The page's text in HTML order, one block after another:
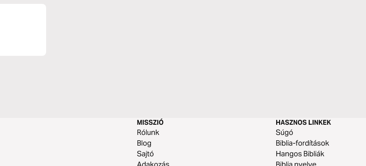
MISSZIÓ
Rólunk
Blog
Sajtó
HASZNOS LINKEK
Súgó
Biblia-fordítások
Hangos Bibliák